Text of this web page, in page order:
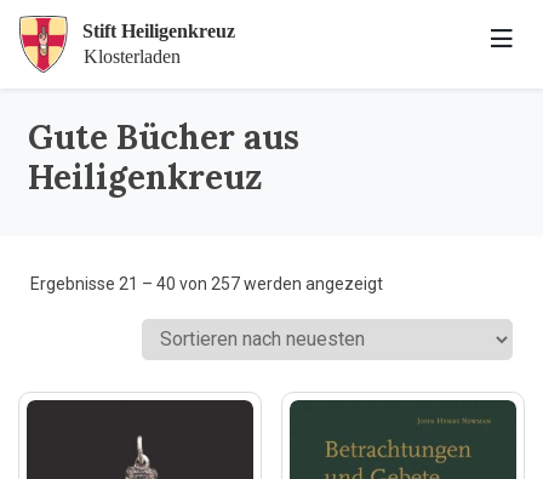
Gute Bücher aus
Heiligenkreuz
Ergebnisse 21 – 40 von 257 werden angezeigtNach
Aktualität